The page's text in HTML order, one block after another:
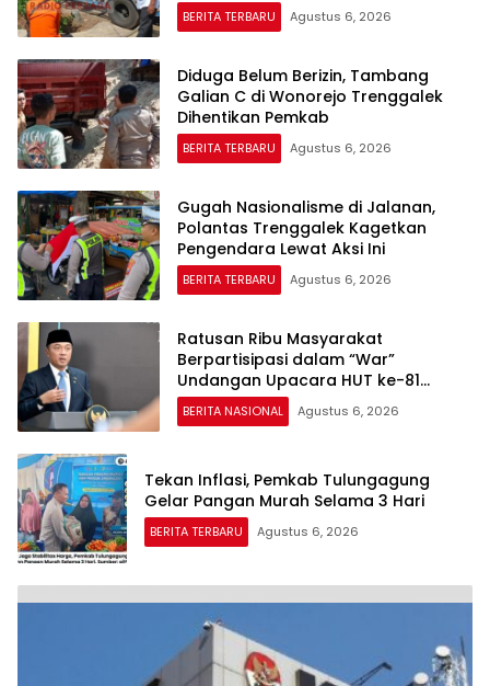
BERITA TERBARU Agustus 6, 2026
Diduga Belum Berizin, Tambang
Galian C di Wonorejo Trenggalek
Dihentikan Pemkab
BERITA TERBARU Agustus 6, 2026
Gugah Nasionalisme di Jalanan,
Polantas Trenggalek Kagetkan
Pengendara Lewat Aksi Ini
BERITA TERBARU Agustus 6, 2026
Ratusan Ribu Masyarakat
Berpartisipasi dalam “War”
Undangan Upacara HUT ke-81
Kemerdekaan RI
BERITA NASIONAL Agustus 6, 2026
Tekan Inflasi, Pemkab Tulungagung
Gelar Pangan Murah Selama 3 Hari
BERITA TERBARU Agustus 6, 2026